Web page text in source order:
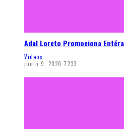
Adal Loreto Promociona
Videos
junio 9, 2020 7233